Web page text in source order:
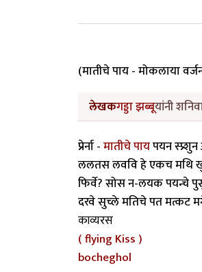
(मातीचे पाय - मोकलाया
लेखकगड्डा झब्बूयांनी
प्रेर्ना -मातीचे पायपयन
ललतस लववि हे एकच मथि खुल
फिर्वे? सोस न-लयक पयन्चे
दरवे सुच्ले मतिचे पत मत्कट
काव्यरस
( flying Kiss )
bocheghol